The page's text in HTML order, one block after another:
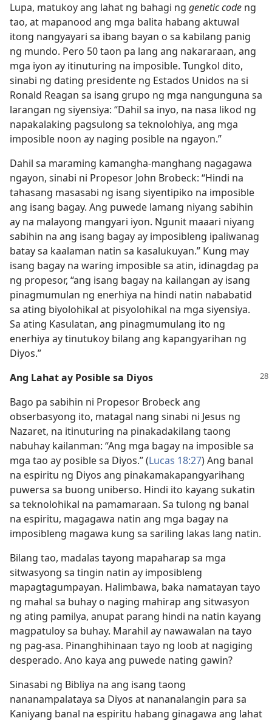
Lupa, matukoy ang lahat ng bahagi ng genetic code ng
tao, at mapanood ang mga balita habang aktuwal
itong nangyayari sa ibang bayan o sa kabilang panig
ng mundo. Pero 50 taon pa lang ang nakararaan, ang
mga iyon ay itinuturing na imposible. Tungkol dito,
sinabi ng dating presidente ng Estados Unidos na si
Ronald Reagan sa isang grupo ng mga nangunguna sa
larangan ng siyensiya: “Dahil sa inyo, na nasa likod ng
napakalaking pagsulong sa teknolohiya, ang mga
imposible noon ay naging posible na ngayon.”
Dahil sa maraming kamangha-manghang nagagawa
ngayon, sinabi ni Propesor John Brobeck: “Hindi na
tahasang masasabi ng isang siyentipiko na imposible
ang isang bagay. Ang puwede lamang niyang sabihin
ay na malayong mangyari iyon. Ngunit maaari niyang
sabihin na ang isang bagay ay imposibleng ipaliwanag
batay sa kaalaman natin sa kasalukuyan.” Kung may
isang bagay na waring imposible sa atin, idinagdag pa
ng propesor, “ang isang bagay na kailangan ay isang
pinagmumulan ng enerhiya na hindi natin nababatid
sa ating biyolohikal at pisyolohikal na mga siyensiya.
Sa ating Kasulatan, ang pinagmumulang ito ng
enerhiya ay tinutukoy bilang ang kapangyarihan ng
Diyos.”
Ang Lahat ay Posible sa Diyos
Bago pa sabihin ni Propesor Brobeck ang
obserbasyong ito, matagal nang sinabi ni Jesus ng
Nazaret, na itinuturing na pinakadakilang taong
nabuhay kailanman: “Ang mga bagay na imposible sa
mga tao ay posible sa Diyos.” (Lucas 18:27) Ang banal
na espiritu ng Diyos ang pinakamakapangyarihang
puwersa sa buong uniberso. Hindi ito kayang sukatin
sa teknolohikal na pamamaraan. Sa tulong ng banal
na espiritu, magagawa natin ang mga bagay na
imposibleng magawa kung sa sariling lakas lang natin.
Bilang tao, madalas tayong mapaharap sa mga
sitwasyong sa tingin natin ay imposibleng
mapagtagumpayan. Halimbawa, baka namatayan tayo
ng mahal sa buhay o naging mahirap ang sitwasyon
ng ating pamilya, anupat parang hindi na natin kayang
magpatuloy sa buhay. Marahil ay nawawalan na tayo
ng pag-asa. Pinanghihinaan tayo ng loob at nagiging
desperado. Ano kaya ang puwede nating gawin?
Sinasabi ng Bibliya na ang isang taong
nananampalataya sa Diyos at nananalangin para sa
Kaniyang banal na espiritu habang ginagawa ang lahat